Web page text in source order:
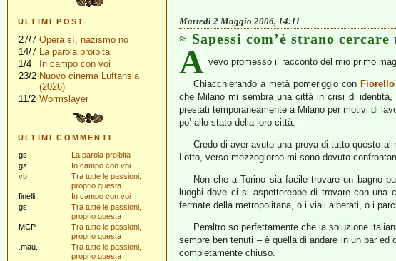
ULTIMI POST
27/7 Opera sì, nazismo no
14/7 La parola proibita
1/4
In campo con voi
23/2 Nuovo cinema Luftansia
(2026)
11/2 Wormslayer
ULTIMI COMMENTI
gs
La parola proibita
gs
In campo con voi
vb
Tra tutte le passioni,
proprio questa
finelli
In campo con voi
gs
Tra tutte le passioni,
proprio questa
MCP
Tra tutte le passioni,
proprio questa
.mau.
Tra tutte le passioni,
proprio questa
Martedì 2 Maggio 2006, 14:11
Sapessi com’è strano
A vevo promesso il racconto del mio primo
Chiacchierando a metà pomeriggio con
che Milano mi sembra una città in crisi di
prestati temporaneamente a Milano per motivi di
po’ allo stato della loro città.
Credo di aver avuto una prova di tutto questo
Lotto, verso mezzogiorno mi sono dovuto
Non che a Torino sia facile trovare un bagno
luoghi dove ci si aspetterebbe di trovare con una
fermate della metropolitana, o i viali alberati, o i
Peraltro so perfettamente che la soluzione
sempre ben tenuti – è quella di andare in un bar
completamente chiuso.